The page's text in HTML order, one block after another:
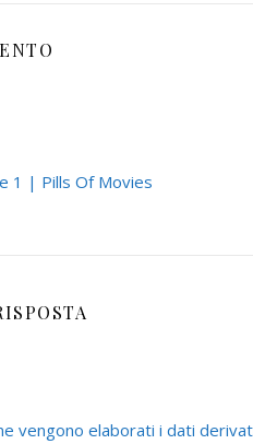
1 | Pills Of Movies
vengono elaborati i dati